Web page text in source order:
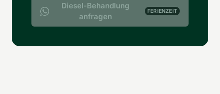
Diesel-Behandlung
anfragen
FERIENZEIT